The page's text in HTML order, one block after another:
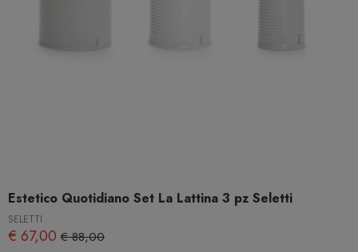
Estetico Quotidiano Set La Lattina 3 pz Seletti
SELETTI
€ 67,00 € 88,00